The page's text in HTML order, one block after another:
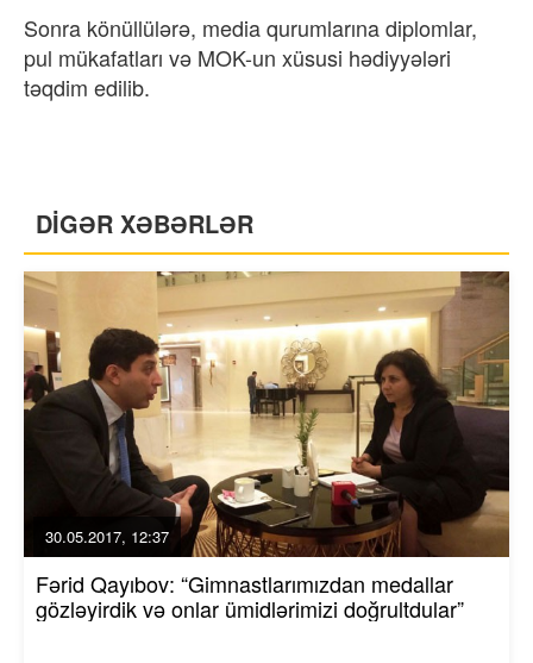
Sonra könüllülərə, media qurumlarına diplomlar,
pul mükafatları və MOK-un xüsusi hədiyyələri
təqdim edilib.
DİGƏR XƏBƏRLƏR
30.05.2017, 12:37
Fərid Qayıbov: “Gimnastlarımızdan medallar
gözləyirdik və onlar ümidlərimizi doğrultdular”